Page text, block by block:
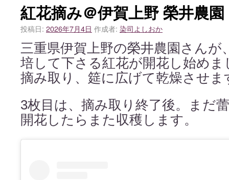
紅花摘み＠伊賀上野 榮井農園
投稿日: 2026年7月4日 作成者: 染司よしおか
三重県伊賀上野の榮井農園さんが
培して下さる紅花が開花し始め
摘み取り、筵に広げて乾燥させま
3枚目は、摘み取り終了後。まだ
開花したらまた収穫します。